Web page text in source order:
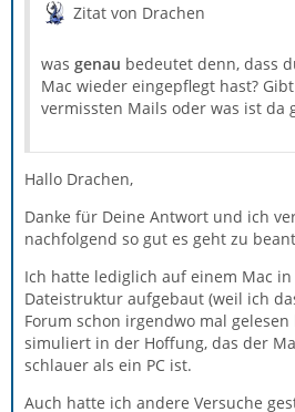
Zitat von Drachen
was genau bedeutet denn, dass
Mac wieder eingepflegt hast?
vermissten Mails oder was ist da
Hallo Drachen,
Danke für Deine Antwort und ich
nachfolgend so gut es geht zu
Ich hatte lediglich auf einem Mac in
Dateistruktur aufgebaut (weil ich
Forum schon irgendwo mal
simuliert in der Hoffung, das der
schlauer als ein PC ist.
Auch hatte ich andere Versuche